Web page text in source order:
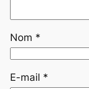
Nom *
E-mail *